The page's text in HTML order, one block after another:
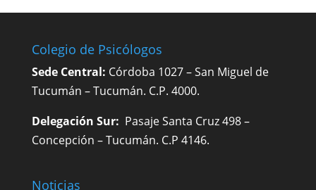
Colegio de Psicólogos
Sede Central: Córdoba 1027 – San Miguel de
Tucumán – Tucumán. C.P. 4000.
Delegación Sur: Pasaje Santa Cruz 498 –
Concepción – Tucumán. C.P 4146.
Noticias